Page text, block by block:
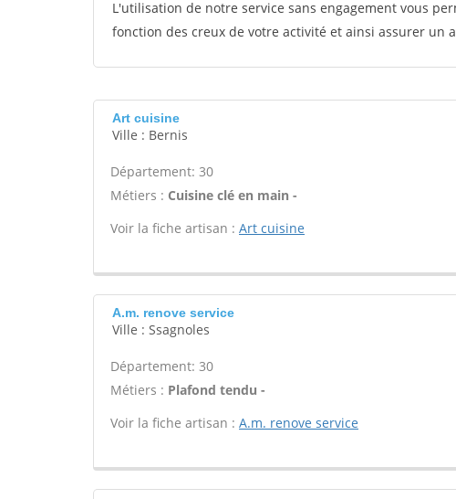
L'utilisation de notre service sans engagement vous
fonction des creux de votre activité et ainsi assurer un
Art cuisine
Ville : Bernis
Département: 30
Métiers : Cuisine clé en main -
Voir la fiche artisan : Art cuisine
A.m. renove service
Ville : Ssagnoles
Département: 30
Métiers : Plafond tendu -
Voir la fiche artisan : A.m. renove service